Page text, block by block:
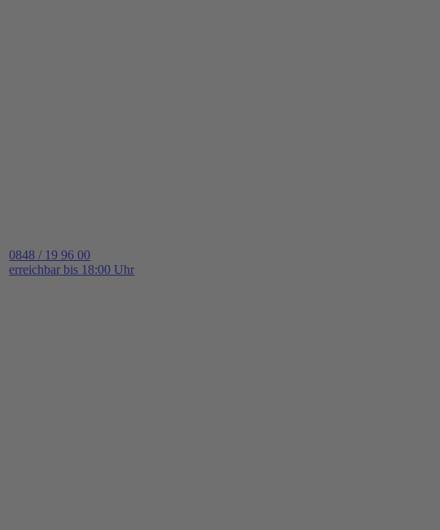
0848 / 19 96 00
erreichbar bis 18:00 Uhr